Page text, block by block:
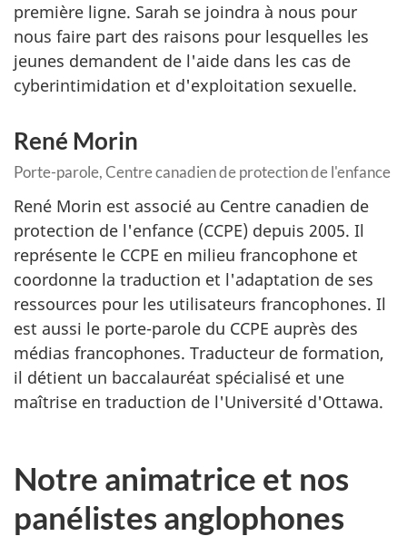
première ligne. Sarah se joindra à nous pour
nous faire part des raisons pour lesquelles les
jeunes demandent de l'aide dans les cas de
cyberintimidation et d'exploitation sexuelle.
René Morin
Porte-parole, Centre canadien de protection de l'enfance
René Morin est associé au Centre canadien de
protection de l'enfance (CCPE) depuis 2005. Il
représente le CCPE en milieu francophone et
coordonne la traduction et l'adaptation de ses
ressources pour les utilisateurs francophones. Il
est aussi le porte-parole du CCPE auprès des
médias francophones. Traducteur de formation,
il détient un baccalauréat spécialisé et une
maîtrise en traduction de l'Université d'Ottawa.
Notre animatrice et nos
panélistes anglophones